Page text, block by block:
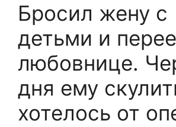
Бросил жену с
детьми и
любовнице.
дня ему
хотелось от